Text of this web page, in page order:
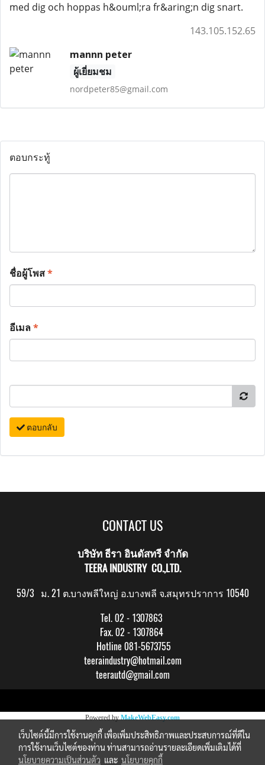
med dig och hoppas h&ouml;ra fr&aring;n dig snart.
143.105.152.65
mannn peter
ผู้เยี่ยมชม
nordpeter85@gmail.com
ตอบกระทู้
ชื่อผู้โพส*
อีเมล*
ตอบกลับ
CONTACT US
บริษัท ธีรา อินดัสทรี จำกัด
TEERA INDUSTRY CO.,LTD.
59/3 ม. 21 ต.บางพลีใหญ่ อ.บางพลี จ.สมุทรปราการ 10540
Tel. 02 - 1307863
Fax. 02 - 1307864
Hotline 081-5673755
teeraindustry@hotmail.com
teerautd@gmail.com
Powered byMakeWebEasy.com
เว็บไซต์นี้มีการใช้งานคุกกี้ เพื่อเพิ่มประสิทธิภาพและประสบการณ์ที่ดีใน
การใช้งานเว็บไซต์ของท่าน ท่านสามารถอ่านรายละเอียดเพิ่มเติมได้ที่
นโยบายความเป็นส่วนตัว และ นโยบายคุกกี้